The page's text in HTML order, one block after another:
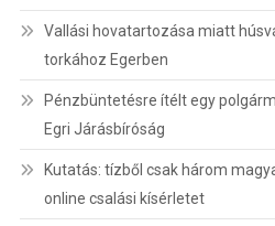
Vallási hovatartozása miatt
torkához Egerben
Pénzbüntetésre ítélt egy
Egri Járásbíróság
Kutatás: tízből csak három
online csalási kísérletet